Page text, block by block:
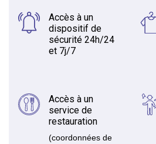
Accès à un
dispositif de
sécurité 24h/24
et 7j/7
Accès à un
service de
restauration
(coordonnées de